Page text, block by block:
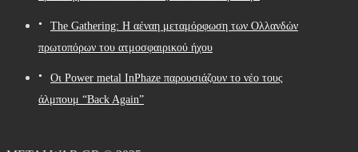
The Gathering: Η αέναη μεταμόρφωση των Ολλανδών
πρωτοπόρων του ατμοσφαιρικού ήχου
Οι Power metal InPhaze παρουσιάζουν το νέο τους
άλμπουμ “Back Again”